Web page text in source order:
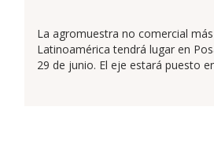
La agromuestra no comercial
Latinoamérica tendrá lugar en
29 de junio. El eje estará puesto